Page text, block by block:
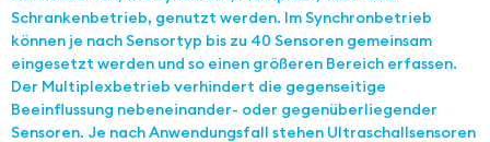
Schrankenbetrieb, genutzt werden. Im Synchronbetrieb
können je nach Sensortyp bis zu 40 Sensoren gemeinsam
eingesetzt werden und so einen größeren Bereich erfassen.
Der Multiplexbetrieb verhindert die gegenseitige
Beeinflussung nebeneinander- oder gegenüberliegender
Sensoren. Je nach Anwendungsfall stehen Ultraschallsensoren